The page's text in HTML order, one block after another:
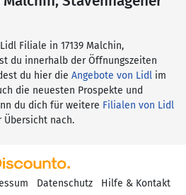
Filiale in 17139 Malchin,
du innerhalb der Öffnungszeiten
du hier die Angebote von Lidl im
die neuesten Prospekte und
du dich für weitere Filialen von Lidl
nach.
Datenschutz Hilfe & Kontakt